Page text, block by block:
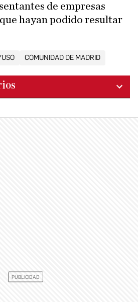
de empresas
hayan podido resultar
COMUNIDAD DE MADRID